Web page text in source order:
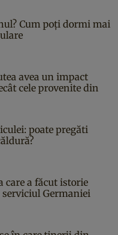
Cum poți dormi mai
avea un impact
cele provenite din
poate pregăti
care a făcut istorie
Germaniei